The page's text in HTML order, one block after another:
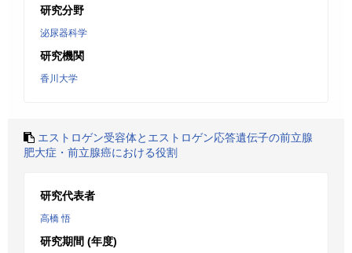
研究分野
泌尿器科学
研究機関
香川大学
エストロゲン受容体とエストロゲン応答遺伝子の前立腺
肥大症・前立腺癌における役割
研究代表者
高橋 悟
研究期間 (年度)